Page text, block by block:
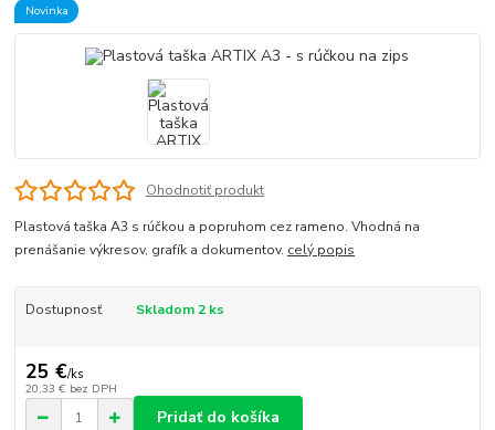
Novinka
Ohodnotiť produkt
Plastová taška A3 s rúčkou a popruhom cez rameno. Vhodná na
prenášanie výkresov, grafík a dokumentov. celý popis
Dostupnosť Skladom 2 ks
25 €/ks
20,33 € bez DPH
Pridať do košíka